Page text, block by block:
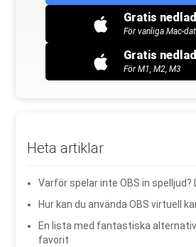
Gratis
För vanliga Mac-
Gratis
För M1, M2, M3
Heta artiklar
Varför spelar inte OBS in spelljud?
Hur kan du använda OBS virtuell
En lista med fantastiska
favorit